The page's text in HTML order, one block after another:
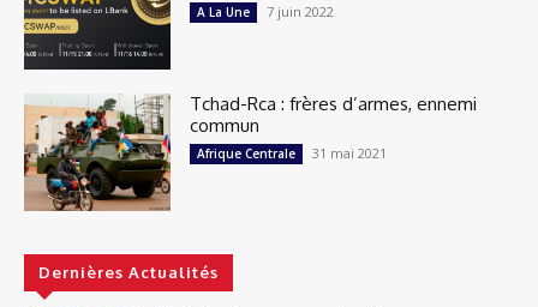
A La Une 7 juin 2022
Tchad-Rca : frères d’armes, ennemi
commun
Afrique Centrale 31 mai 2021
Dernières Actualités